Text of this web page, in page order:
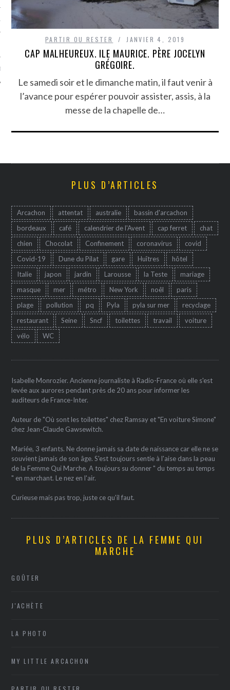
ARCACHON
PARTIR OU RESTER JANVIER 4, 2019
CAP MALHEUREUX. ILE MAURICE. PÈRE JOCELYN
GRÉGOIRE.
Le samedi soir et le dimanche matin, il faut venir à
l’avance pour espérer pouvoir assister, assis, à la
messe de la chapelle de…
PLUS D’ARTICLES
Arcachon attentat australie
bassin d'arcachon
bordeaux
café calendrier de l'Avent cap ferret
chat
chien
Chocolat Confinement coronavirus
covid
Covid-19
Dune du Pilat gare Huîtres
hôtel
Italie
japon jardin Larousse la Teste
mariage
masque
mer métro New York noêl
paris
plage
pollution pq Pyla pyla sur mer
recyclage
restaurant
Seine Sncf toilettes travail
voiture
vélo
WC
Isabelle Monrozier. Ancienne journaliste à Radio-France où elle s'est
levée aux aurores pendant près de 20 ans pour informer les
auditeurs de France-Inter.
Auteur de "Où sont les toilettes" chez Ramsay et "En voiture Simone"
chez Jean-Claude Gawsewitch.
Mariée, 3 enfants. Ne donne jamais sa date de naissance car elle ne se
souvient jamais de son âge. S'est toujours sentie à l'aise dans la peau
de la Femme Qui Marche. A toujours su donner " du temps au temps
" en marchant. Le nez en l'air.
Curieuse mais pas trop, juste ce qu'il faut.
PLUS D’ARTICLES DE LA FEMME QUI
MARCHE
GOÛTER
J'ACHÈTE
LA PHOTO
MY LITTLE ARCACHON